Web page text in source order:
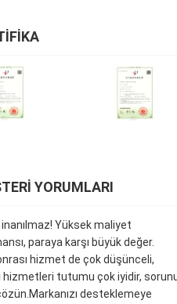
YORUMLARI
inanılmaz! Yüksek maliyet
paraya karşı büyük değer.
hizmet de çok düşünceli,
tutumu çok iyidir,
desteklemeye